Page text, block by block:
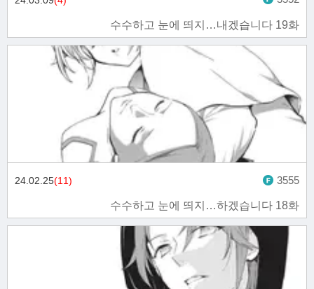
수수하고 눈에 띄지…내겠습니다 19화
수수하고 눈에 띄지…하겠습니다 18화
24.02.25(11) 3555